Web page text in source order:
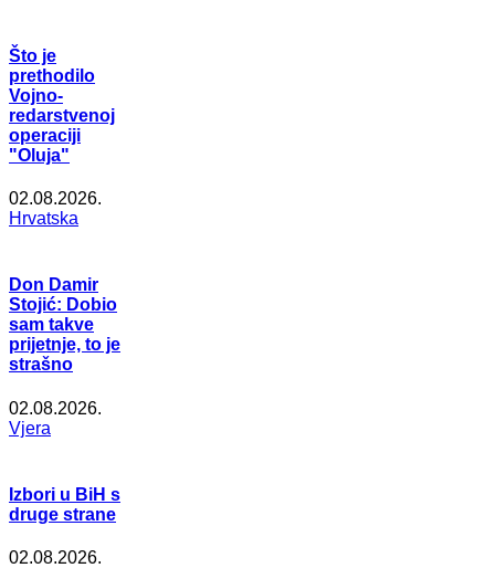
Što je
prethodilo
Vojno-
redarstvenoj
operaciji
"Oluja"
02.08.2026.
Hrvatska
Don Damir
Stojić: Dobio
sam takve
prijetnje, to je
strašno
02.08.2026.
Vjera
Izbori u BiH s
druge strane
02.08.2026.